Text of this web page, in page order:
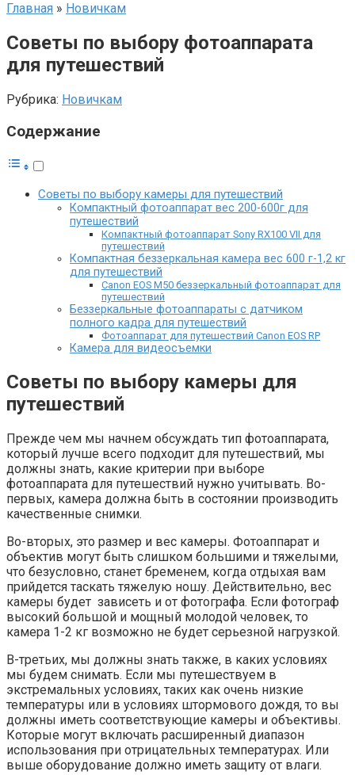
Главная » Новичкам
Советы по выбору фотоаппарата
для путешествий
Рубрика: Новичкам
Содержание
Советы по выбору камеры для путешествий
Компактный фотоаппарат вес 200-600г для
путешествий
Компактный фотоаппарат Sony RX100 VII для
путешествий
Компактная беззеркальная камера вес 600 г-1,2 кг
для путешествий
Canon EOS M50 беззеркальный фотоаппарат для
путешествий
Беззеркальные фотоаппараты с датчиком
полного кадра для путешествий
Фотоаппарат для путешествий Canon EOS RP
Камера для видеосъемки
Советы по выбору камеры для
путешествий
Прежде чем мы начнем обсуждать тип фотоаппарата,
который лучше всего подходит для путешествий, мы
должны знать, какие критерии при выборе
фотоаппарата для путешествий нужно учитывать. Во-
первых, камера должна быть в состоянии производить
качественные снимки.
Во-вторых, это размер и вес камеры. Фотоаппарат и
объектив могут быть слишком большими и тяжелыми,
что безусловно, станет бременем, когда отдыхая вам
прийдется таскать тяжелую ношу. Действительно, вес
камеры будет зависеть и от фотографа. Если фотограф
высокий большой и мощный молодой человек, то
камера 1-2 кг возможно не будет серьезной нагрузкой.
В-третьих, мы должны знать также, в каких условиях
мы будем снимать. Если мы путешествуем в
экстремальных условиях, таких как очень низкие
температуры или в условиях штормового дождя, то вы
должны иметь соответствующие камеры и объективы.
Которые могут включать расширенный диапазон
использования при отрицательных температурах. Или
выше оборудование должно иметь защиту от влаги.